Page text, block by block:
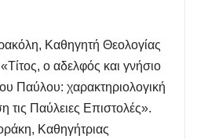
Καθηγητή Θεολογίας
ο αδελφός και γνήσιο
Παύλου: χαρακτηριολογική
τις Παύλειες Επιστολές».
Καθηγήτριας